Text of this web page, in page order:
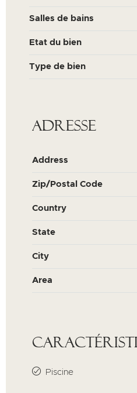
Salles de bains
Etat du bien
Type de bien
Adresse
Address
Zip/Postal Code
Country
State
City
Area
Piscine